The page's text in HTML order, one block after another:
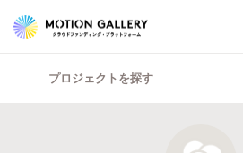
プロジェクトを探す